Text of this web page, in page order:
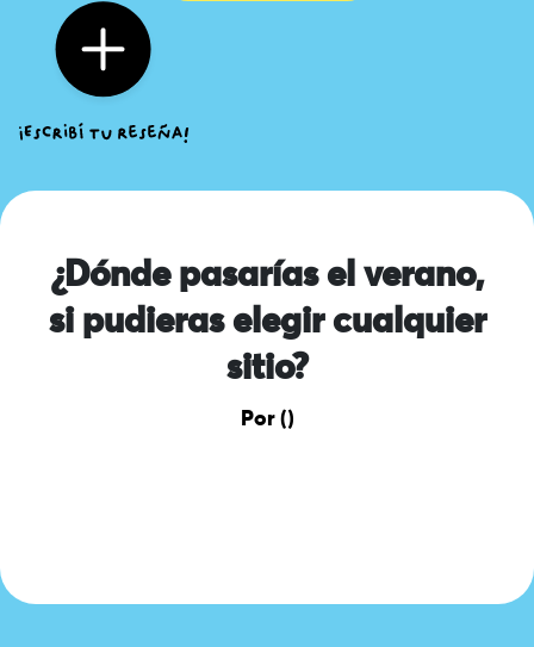
¿Dónde pasarías el verano,
si pudieras elegir cualquier
sitio?
Por ()